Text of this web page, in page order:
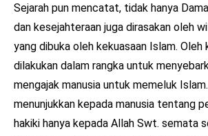
Sejarah pun mencatat, tidak hanya
dan kesejahteraan juga dirasakan oleh
yang dibuka oleh kekuasaan Islam.
dilakukan dalam rangka untuk
mengajak manusia untuk memeluk
menunjukkan kepada manusia tentang
hakiki hanya kepada Allah Swt. semata